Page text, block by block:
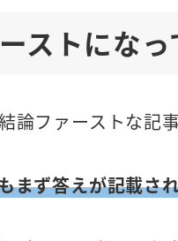
ストになっ
ファーストな記
まず答えが記載さ